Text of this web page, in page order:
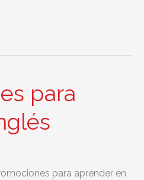
para
para aprender en